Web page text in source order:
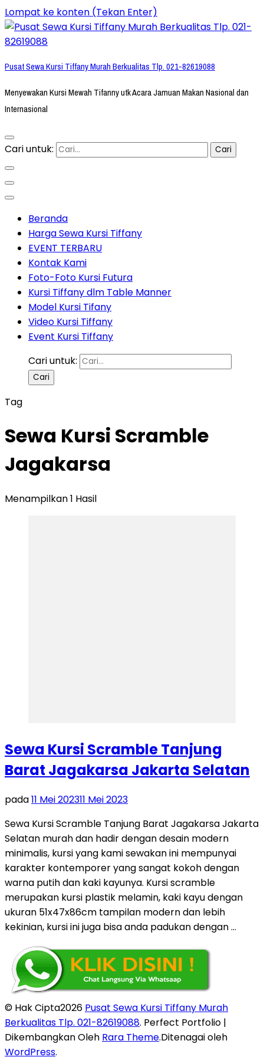
Lompat ke konten (Tekan Enter)
Pusat Sewa Kursi Tiffany Murah Berkualitas Tlp. 021-82619088
Menyewakan Kursi Mewah Tifanny utk Acara Jamuan Makan Nasional dan
Internasional
Cari untuk:
Beranda
Harga Sewa Kursi Tiffany
EVENT TERBARU
Kontak Kami
Foto-Foto Kursi Futura
Kursi Tiffany dlm Table Manner
Model Kursi Tifany
Video Kursi Tiffany
Event Kursi Tiffany
Cari untuk:
Tag
Sewa Kursi Scramble
Jagakarsa
Menampilkan 1 Hasil
Sewa Kursi Scramble Tanjung
Barat Jagakarsa Jakarta Selatan
pada11 Mei 202311 Mei 2023
Sewa Kursi Scramble Tanjung Barat Jagakarsa Jakarta
Selatan murah dan hadir dengan desain modern
minimalis, kursi yang kami sewakan ini mempunyai
karakter kontemporer yang sangat kokoh dengan
warna putih dan kaki kayunya. Kursi scramble
merupakan kursi plastik melamin, kaki kayu dengan
ukuran 51x47x86cm tampilan modern dan lebih
kekinian, kursi ini juga bisa anda padukan dengan …
© Hak Cipta2026 Pusat Sewa Kursi Tiffany Murah
Berkualitas Tlp. 021-82619088. Perfect Portfolio |
Dikembangkan Oleh Rara Theme.Ditenagai oleh
WordPress.